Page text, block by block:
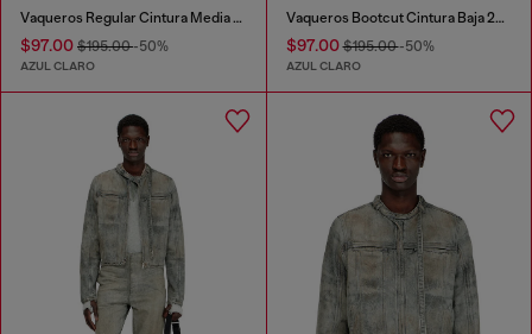
Vaqueros Regular Cintura Media 2023 D-Finitive
$97.00 $195.00-50%
AZUL CLARO
Vaqueros Bootcut Cintura Baja 2007 Zatiny
$97.00$195.00-50%
AZUL CLARO